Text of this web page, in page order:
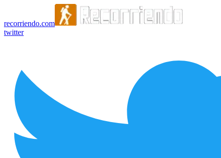
recorriendo.com
twitter